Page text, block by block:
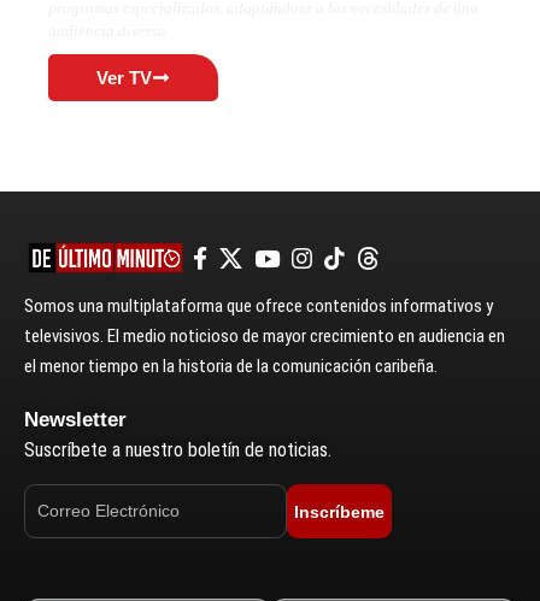
Ver TV
Somos una multiplataforma que ofrece contenidos informativos y
televisivos. El medio noticioso de mayor crecimiento en audiencia en
el menor tiempo en la historia de la comunicación caribeña.
Newsletter
Suscríbete a nuestro boletín de noticias.
Inscríbeme